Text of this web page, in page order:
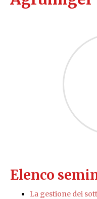
Elenco
La gestione dei